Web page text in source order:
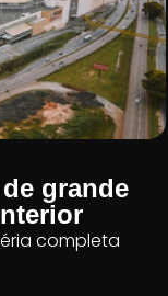
grande
completa